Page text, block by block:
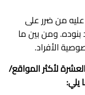
عليه من ضرر على
بنوده. ومن بين ما
الأفراد.
لأكثر المواقع/
يلي: